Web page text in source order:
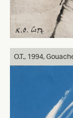
O.T., 1994,